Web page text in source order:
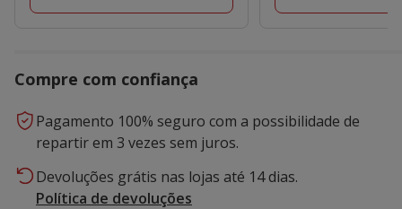
Compre com confiança
Pagamento 100% seguro com a possibilidade de
repartir em 3 vezes sem juros.
Devoluções grátis nas lojas até 14 dias.
Política de devoluções